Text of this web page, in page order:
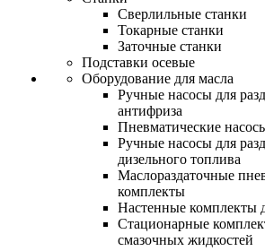
Сверлильные станки
Токарные станки
Заточные станки
Подставки осевые
Оборудование для масла
Ручные насосы для
антифриза
Пневматические
Ручные насосы для
дизельного топлива
Маслораздаточные
комплекты
Настенные комплекты
Стационарные
смазочных жидкостей